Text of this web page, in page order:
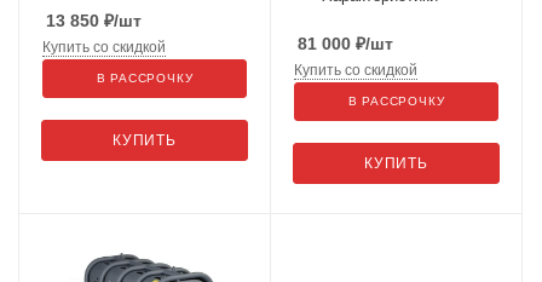
13 850 ₽/шт
КУПИТЬ
Купить со скидкой
В РАССРОЧКУ
81 000 ₽/шт
КУПИТЬ
Купить со скидкой
В РАССРОЧКУ